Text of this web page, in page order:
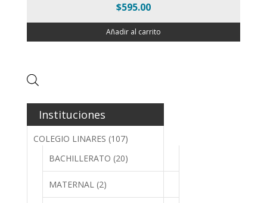
$595.00
Añadir al carrito
Instituciones
COLEGIO LINARES (107)
BACHILLERATO (20)
MATERNAL (2)